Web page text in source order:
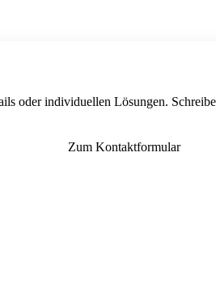
oder individuellen Lösungen.
Zum Kontaktformular